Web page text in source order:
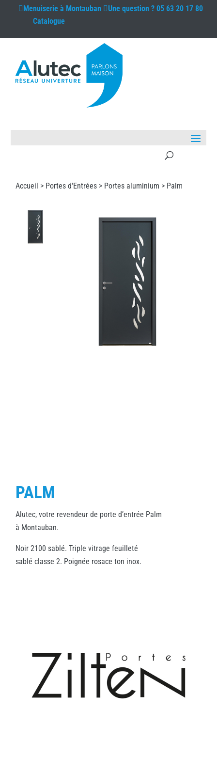
Menuiserie à Montauban Une question ?05 63 20 17 80
Catalogue
Accueil > Portes d'Entrées > Portes aluminium > Palm
PALM
Alutec, votre revendeur de porte d’entrée Palm
à Montauban.
Noir 2100 sablé. Triple vitrage feuilleté
sablé classe 2. Poignée rosace ton inox.